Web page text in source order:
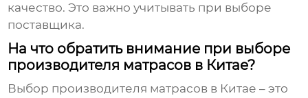
качество. Это важно учитывать при выборе
поставщика.
На что обратить внимание при выборе
производителя матрасов в Китае?
Выбор производителя матрасов в Китае – это